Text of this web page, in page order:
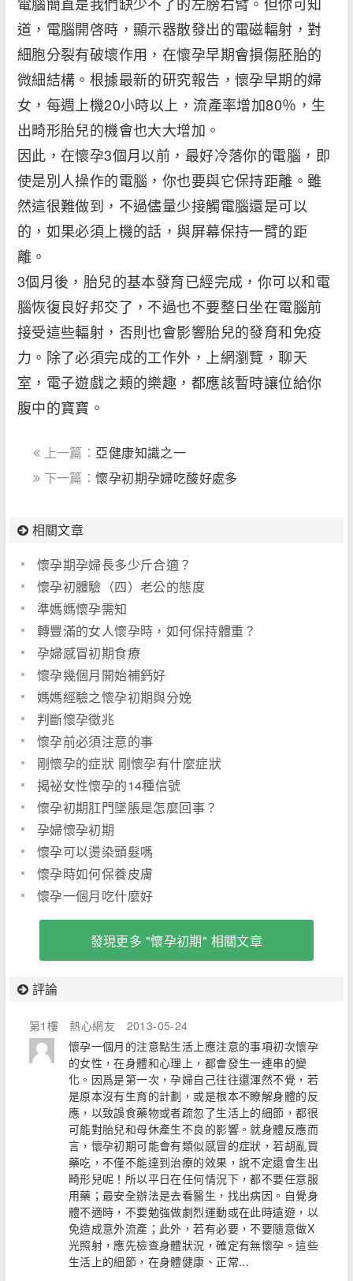
道，電腦開啓時，顯示器散發出的電磁輻射，對
細胞分裂有破壞作用，在懷孕早期會損傷胚胎的
微細結構。根據最新的研究報告，懷孕早期的婦
女，每週上機20小時以上，流產率增加80％，生
出畸形胎兒的機會也大大增加。
因此，在懷孕3個月以前，最好冷落你的電腦，即
使是別人操作的電腦，你也要與它保持距離。雖
然這很難做到，不過儘量少接觸電腦還是可以
的，如果必須上機的話，與屏幕保持一臂的距
離。
3個月後，胎兒的基本發育已經完成，你可以和電
腦恢復良好邦交了，不過也不要整日坐在電腦前
接受這些輻射，否則也會影響胎兒的發育和免疫
力。除了必須完成的工作外，上網瀏覽，聊天
室，電子遊戲之類的樂趣，都應該暫時讓位給你
腹中的寶寶。
上一篇： 亞健康知識之一
下一篇：懷孕初期孕婦吃酸好處多
相關文章
懷孕期孕婦長多少斤合適？
懷孕初體驗（四）老公的態度
準媽媽懷孕需知
轉豐滿的女人懷孕時，如何保持體重？
孕婦感冒初期食療
懷孕幾個月開始補鈣好
媽媽經驗之懷孕初期與分娩
判斷懷孕徵兆
懷孕前必須注意的事
剛懷孕的症狀 剛懷孕有什麼症狀
揭祕女性懷孕的14種信號
懷孕初期肛門墜脹是怎麼回事？
孕婦懷孕初期
懷孕可以燙染頭髮嗎
懷孕時如何保養皮膚
懷孕一個月吃什麼好
發現更多 "懷孕初期" 相關文章
評論
第1樓 熱心網友
2013-05-24
懷孕一個月的注意點生活上應注意的事項初次懷孕
的女性，在身體和心理上，都會發生一連串的變
化。因爲是第一次，孕婦自己往往還渾然不覺，若
是原本沒有生育的計劃，或是根本不瞭解身體的反
應，以致誤食藥物或者疏忽了生活上的細節，都很
可能對胎兒和母休產生不良的影響。就身體反應而
言，懷孕初期可能會有類似感冒的症狀，若胡亂買
藥吃，不僅不能達到治療的效果，說不定還會生出
畸形兒呢！所以平日在任何情況下，都不要任意服
用藥；最安全辦法是去看醫生，找出病因。自覺身
體不適時，不要勉強做劇烈運動或在此時遠遊，以
免造成意外流產；此外，若有必要，不要隨意做X
光照射，應先檢查身體狀況，確定有無懷孕。這些
生活上的細節，在身體健康、正常...